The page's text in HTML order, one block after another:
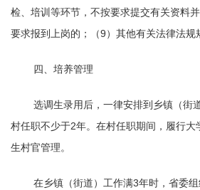
检、培训等环节，不按要求提交有关资料
要求报到上岗的；（9）其他有关法律法规
四、培养管理
选调生录用后，一律安排到乡镇（街
村任职不少于2年。在村任职期间，履行
生村官管理。
在乡镇（街道）工作满3年时，省委